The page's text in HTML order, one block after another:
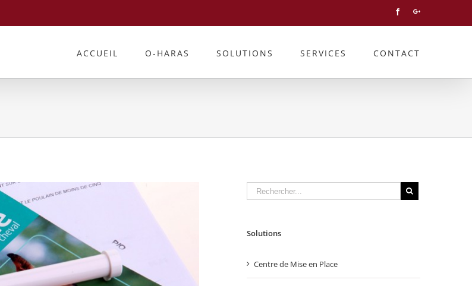
FacebookGoogleplus
ACCUEIL O-HARAS SOLUTIONS SERVICES CONTACT
Solutions
Centre de Mise en Place